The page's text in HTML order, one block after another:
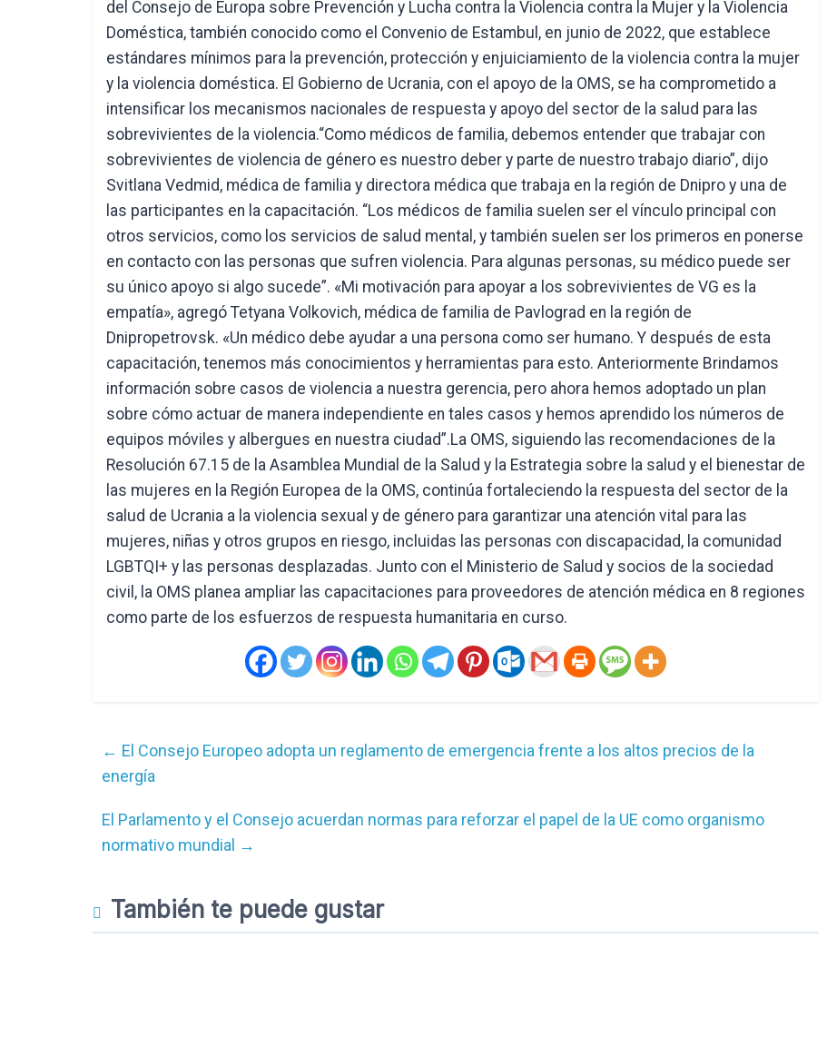
del Consejo de Europa sobre Prevención y Lucha contra la Violencia contra la Mujer y la Violencia
Doméstica, también conocido como el Convenio de Estambul, en junio de 2022, que establece
estándares mínimos para la prevención, protección y enjuiciamiento de la violencia contra la mujer
y la violencia doméstica. El Gobierno de Ucrania, con el apoyo de la OMS, se ha comprometido a
intensificar los mecanismos nacionales de respuesta y apoyo del sector de la salud para las
sobrevivientes de la violencia.“Como médicos de familia, debemos entender que trabajar con
sobrevivientes de violencia de género es nuestro deber y parte de nuestro trabajo diario”, dijo
Svitlana Vedmid, médica de familia y directora médica que trabaja en la región de Dnipro y una de
las participantes en la capacitación. “Los médicos de familia suelen ser el vínculo principal con
otros servicios, como los servicios de salud mental, y también suelen ser los primeros en ponerse
en contacto con las personas que sufren violencia. Para algunas personas, su médico puede ser
su único apoyo si algo sucede”. «Mi motivación para apoyar a los sobrevivientes de VG es la
empatía», agregó Tetyana Volkovich, médica de familia de Pavlograd en la región de
Dnipropetrovsk. «Un médico debe ayudar a una persona como ser humano. Y después de esta
capacitación, tenemos más conocimientos y herramientas para esto. Anteriormente Brindamos
información sobre casos de violencia a nuestra gerencia, pero ahora hemos adoptado un plan
sobre cómo actuar de manera independiente en tales casos y hemos aprendido los números de
equipos móviles y albergues en nuestra ciudad”.La OMS, siguiendo las recomendaciones de la
Resolución 67.15 de la Asamblea Mundial de la Salud y la Estrategia sobre la salud y el bienestar de
las mujeres en la Región Europea de la OMS, continúa fortaleciendo la respuesta del sector de la
salud de Ucrania a la violencia sexual y de género para garantizar una atención vital para las
mujeres, niñas y otros grupos en riesgo, incluidas las personas con discapacidad, la comunidad
LGBTQI+ y las personas desplazadas. Junto con el Ministerio de Salud y socios de la sociedad
civil, la OMS planea ampliar las capacitaciones para proveedores de atención médica en 8 regiones
como parte de los esfuerzos de respuesta humanitaria en curso.
← El Consejo Europeo adopta un reglamento de emergencia frente a los altos precios de la
energía
El Parlamento y el Consejo acuerdan normas para reforzar el papel de la UE como organismo
normativo mundial →
También te puede gustar